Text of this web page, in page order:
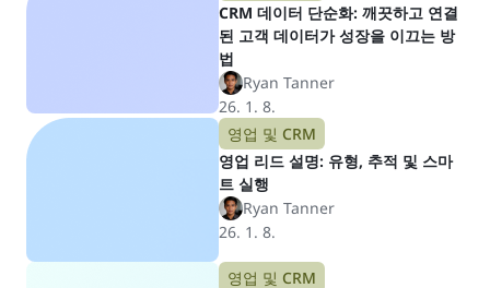
CRM 데이터 단순화: 깨끗하고 연결
된 고객 데이터가 성장을 이끄는 방
법
Ryan Tanner
26. 1. 8.
영업 및 CRM
영업 리드 설명: 유형, 추적 및 스마
트 실행
Ryan Tanner
26. 1. 8.
영업 및 CRM